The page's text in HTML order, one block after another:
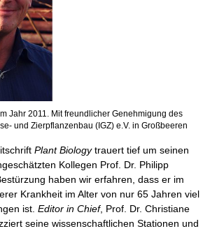
Jahr 2011. Mit freundlicher Genehmigung des
und Zierpflanzenbau (IGZ) e.V. in Großbeeren
Plant Biologytrauert tief um seinen
Kollegen Prof. Dr. Philipp
haben wir erfahren, dass er im
Krankheit im Alter von nur 65 Jahren viel
ist. Editor in Chief, Prof. Dr. Christiane
seine wissenschaftlichen Stationen und